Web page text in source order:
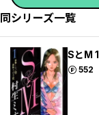
同シリーズ一覧
SとM 1
552
ポイント